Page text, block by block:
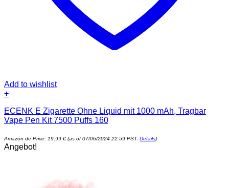
Add to wishlist
+
ECENK E Zigarette Ohne Liquid mit 1000 mAh, Tragbar
Vape Pen Kit 7500 Puffs 160
Amazon.de Price: 19,99 € (as of 07/06/2024 22:59 PST- Details)
Angebot!